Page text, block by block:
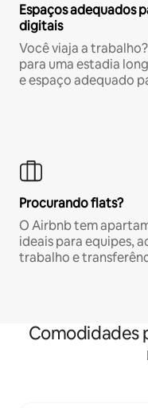
Espaços adequados
digitais
Você viaja a
para uma estadia
e espaço adequado
Procurando flats?
O Airbnb tem
ideais para equipes,
trabalho e
Comodidades